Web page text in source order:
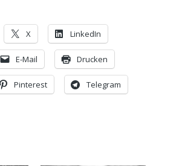
X LinkedIn
E-Mail Drucken
Pinterest Telegram